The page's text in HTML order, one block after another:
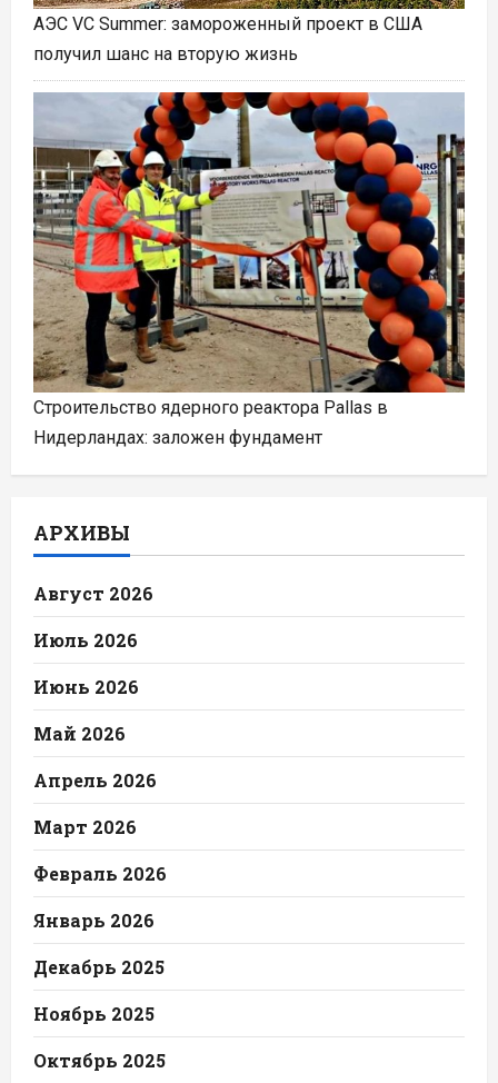
АЭС VC Summer: замороженный проект в США
получил шанс на вторую жизнь
Строительство ядерного реактора Pallas в
Нидерландах: заложен фундамент
АРХИВЫ
Август 2026
Июль 2026
Июнь 2026
Май 2026
Апрель 2026
Март 2026
Февраль 2026
Январь 2026
Декабрь 2025
Ноябрь 2025
Октябрь 2025